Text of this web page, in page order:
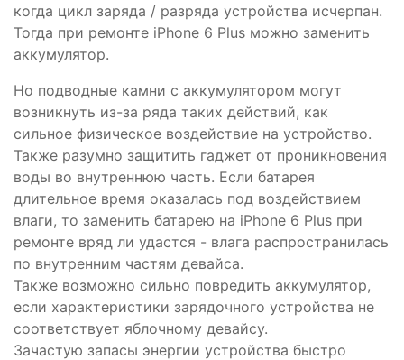
когда цикл заряда / разряда устройства исчерпан.
Тогда при ремонте iPhone 6 Plus можно заменить
аккумулятор.
Но подводные камни с аккумулятором могут
возникнуть из-за ряда таких действий, как
сильное физическое воздействие на устройство.
Также разумно защитить гаджет от проникновения
воды во внутреннюю часть. Если батарея
длительное время оказалась под воздействием
влаги, то заменить батарею на iPhone 6 Plus при
ремонте вряд ли удастся - влага распространилась
по внутренним частям девайса.
Также возможно сильно повредить аккумулятор,
если характеристики зарядочного устройства не
соответствует яблочному девайсу.
Зачастую запасы энергии устройства быстро